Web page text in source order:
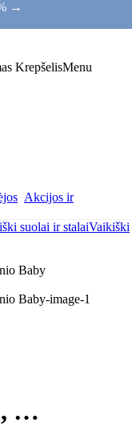
→
KrepšelisMenu
Akcijos ir
suolai ir stalaiVaikiški
, …